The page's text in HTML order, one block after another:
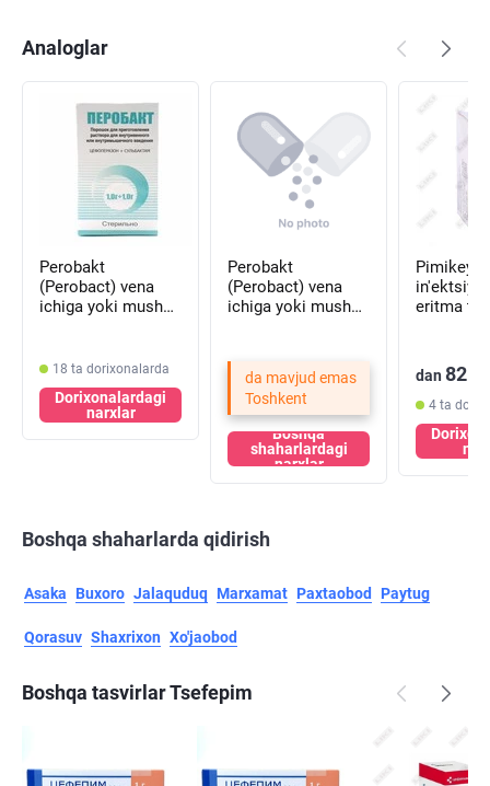
Analoglar
Perobakt
(Perobact) vena
ichiga yoki mushak
tayyorlash uchun
kukun 1,0 g + 1,0 g
(flakon)
18 ta dorixonalarda
Dorixonalardagi
narxlar
Perobakt
(Perobact) vena
ichiga yoki mushak
tayyorlash uchun
kukun 0,5 g + 0,5 g
(flakon)
da mavjud emas
Toshkent
Boshqa
shaharlardagi
narxlar
Pimikeyr
in'ektsiya
eritma
dan 82
4 ta
Boshqa shaharlarda qidirish
Asaka Buxoro Jalaquduq Marxamat Paxtaobod Paytug
Qorasuv Shaxrixon Xo'jaobod
Boshqa tasvirlar Tsefepim